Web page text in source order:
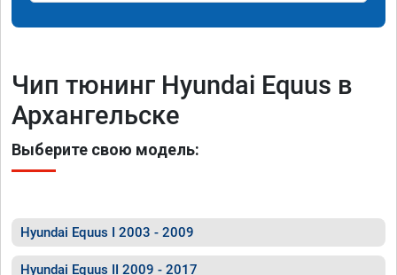
Чип тюнинг Hyundai Equus в
Архангельске
Выберите свою модель:
Hyundai Equus I 2003 - 2009
Hyundai Equus II 2009 - 2017